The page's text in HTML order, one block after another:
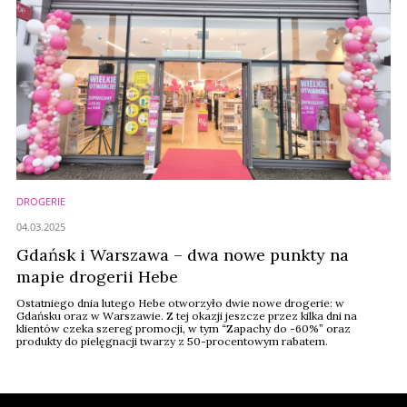
DROGERIE
Gdańsk i Warszawa – dwa nowe punkty na
mapie drogerii Hebe
Ostatniego dnia lutego Hebe otworzyło dwie nowe drogerie: w
Gdańsku oraz w Warszawie. Z tej okazji jeszcze przez kilka dni na
klientów czeka szereg promocji, w tym “Zapachy do -60%” oraz
produkty do pielęgnacji twarzy z 50-procentowym rabatem.
04.03.2025